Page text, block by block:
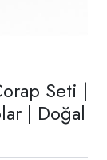
Seti |
| Doğal